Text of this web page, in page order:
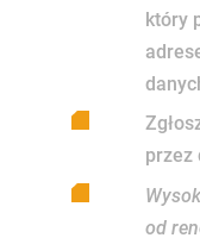
który
przez
od